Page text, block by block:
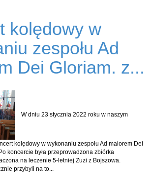
kolędowy w
zespołu Ad
Dei Gloriam. z...
W dniu 23 stycznia 2022 roku w naszym
kolędowy w wykonaniu zespołu Ad maiorem Dei
koncercie była przeprowadzona zbiórka
na leczenie 5-letniej Zuzi z Bojszowa.
przybyli na to...